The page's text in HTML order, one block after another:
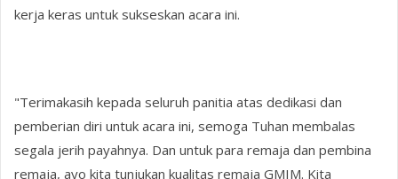
kerja keras untuk sukseskan acara ini.
"Terimakasih kepada seluruh panitia atas dedikasi dan
pemberian diri untuk acara ini, semoga Tuhan membalas
segala jerih payahnya. Dan untuk para remaja dan pembina
remaja, ayo kita tunjukan kualitas remaja GMIM. Kita